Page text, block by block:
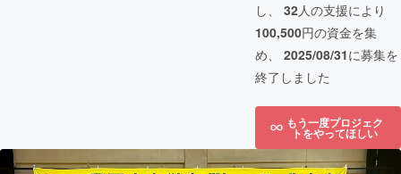
し、 32人の支援により
100,500円の資金を集
め、 2025/08/31に募集を
終了しました
もう一度プロジェク
トをやってほしい